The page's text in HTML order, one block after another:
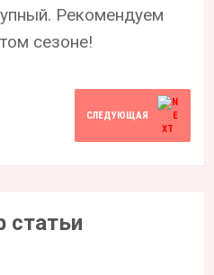
Рекомендуем
сезоне!
СЛЕДУЮЩАЯ
статьи